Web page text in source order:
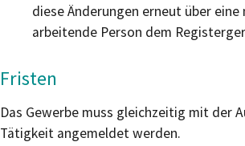
diese Änderungen erneut über
arbeitende Person dem
Fristen
Das Gewerbe muss gleichzeitig mit der
Tätigkeit angemeldet werden.